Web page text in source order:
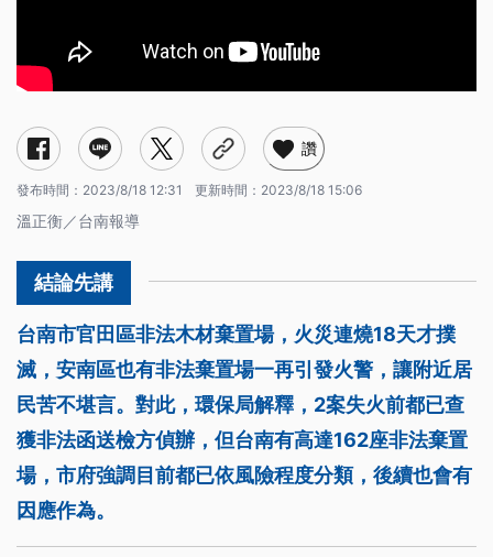
讚
發布時間： 2023/8/18 12:31 更新時間： 2023/8/18 15:06
溫正衡／台南報導
台南市官田區非法木材棄置場，火災連燒18天才撲
滅，安南區也有非法棄置場一再引發火警，讓附近居
民苦不堪言。對此，環保局解釋，2案失火前都已查
獲非法函送檢方偵辦，但台南有高達162座非法棄置
場，市府強調目前都已依風險程度分類，後續也會有
因應作為。